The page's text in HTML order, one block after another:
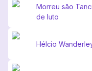
Morreu são
de luto
Hélcio